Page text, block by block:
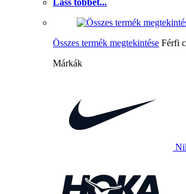
Láss többet...
Összes termék megtekintése Férfi
Márkák